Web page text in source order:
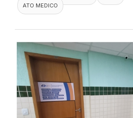
ATO MEDICO